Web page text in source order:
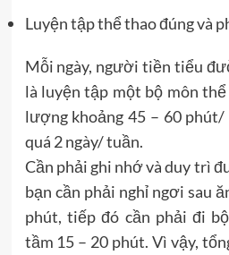
Luyện tập thể thao đúng và
Mỗi ngày, người tiền tiểu
là luyện tập một bộ môn
lượng khoảng 45 – 60 phút/
quá 2 ngày/ tuần.
Cần phải ghi nhớ và duy trì
bạn cần phải nghỉ ngơi sau
phút, tiếp đó cần phải đi
tầm 15 – 20 phút. Vì vậy,